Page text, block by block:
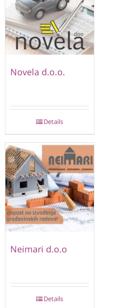
Novela d.o.o.
Details
Neimari d.o.o
Details